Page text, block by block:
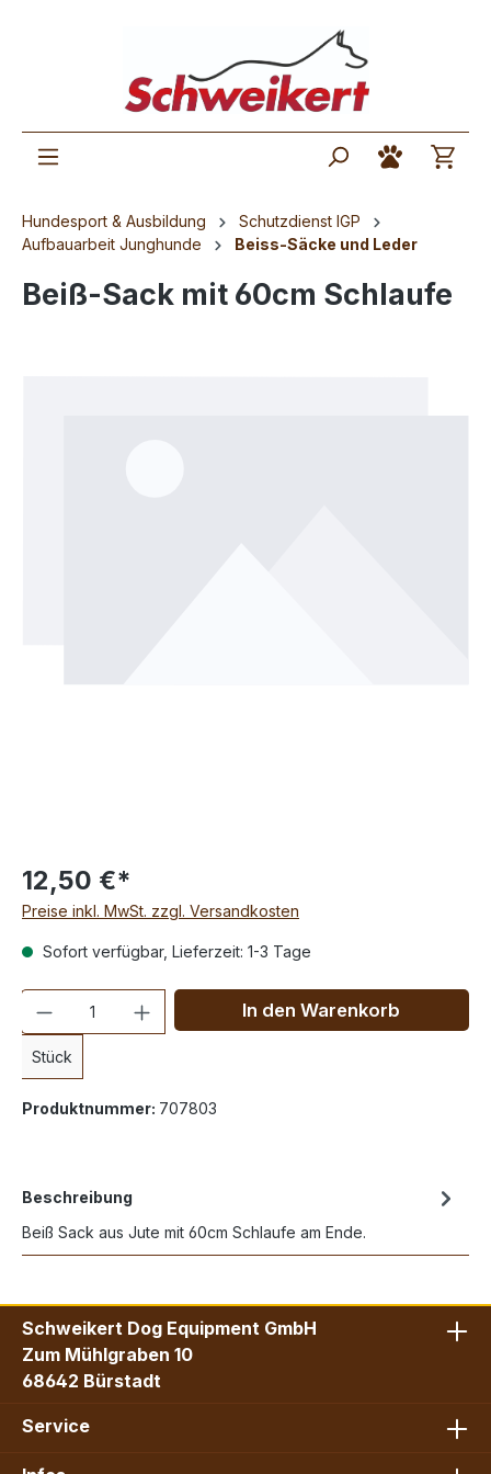
Hundesport & Ausbildung
Schutzdienst IGP
Aufbauarbeit Junghunde
Beiss-Säcke und Leder
Beiß-Sack mit 60cm Schlaufe
12,50 €*
Preise inkl. MwSt. zzgl. Versandkosten
Sofort verfügbar, Lieferzeit: 1-3 Tage
Anzahl
Stück
In den Warenkorb
Produktnummer: 707803
Beschreibung
Beiß Sack aus Jute mit 60cm Schlaufe am Ende.
Schweikert Dog Equipment GmbH
Zum Mühlgraben 10
68642 Bürstadt
Service